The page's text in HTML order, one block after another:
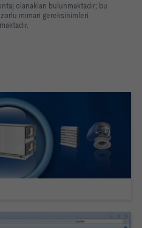
olanakları bulunmaktadır; bu
mimari gereksinimleri